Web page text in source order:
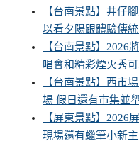
【台南景點】井仔
以看夕陽跟體驗傳
【台南景點】2026
唱會和精彩煙火秀
【台南景點】西市
場 假日還有市集並
【屏東景點】2026
現場還有蠟筆小新